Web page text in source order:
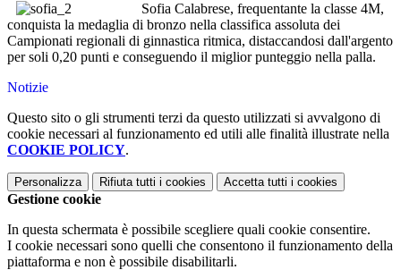
Sofia Calabrese, frequentante la classe 4M,
conquista la medaglia di bronzo nella classifica assoluta dei
Campionati regionali di ginnastica ritmica, distaccandosi dall'argento
per soli 0,20 punti e conseguendo il miglior punteggio nella palla.
Notizie
Questo sito o gli strumenti terzi da questo utilizzati si avvalgono di
cookie necessari al funzionamento ed utili alle finalità illustrate nella
COOKIE POLICY.
Personalizza Rifiuta tutti i cookies Accetta tutti i cookies
Gestione cookie
In questa schermata è possibile scegliere quali cookie consentire.
I cookie necessari sono quelli che consentono il funzionamento della
piattaforma e non è possibile disabilitarli.